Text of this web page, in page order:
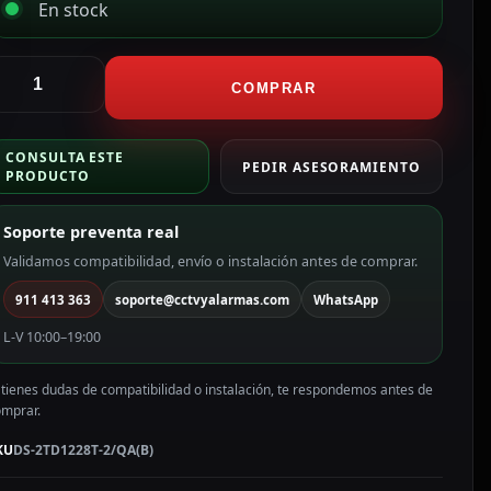
En stock
COMPRAR
CONSULTA ESTE
PRODUCTO
PEDIR ASESORAMIENTO
Soporte preventa real
Validamos compatibilidad, envío o instalación antes de comprar.
911 413 363 soporte@cctvyalarmas.com WhatsApp
L-V 10:00–19:00
dudas de compatibilidad o instalación, te respondemos antes de
DS-2TD1228T-2/QA(B)